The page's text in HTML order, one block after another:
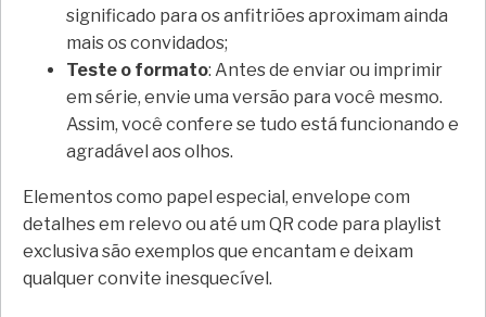
significado para os anfitriões aproximam ainda
mais os convidados;
Teste o formato: Antes de enviar ou imprimir
em série, envie uma versão para você mesmo.
Assim, você confere se tudo está funcionando e
agradável aos olhos.
Elementos como papel especial, envelope com
detalhes em relevo ou até um QR code para playlist
exclusiva são exemplos que encantam e deixam
qualquer convite inesquecível.